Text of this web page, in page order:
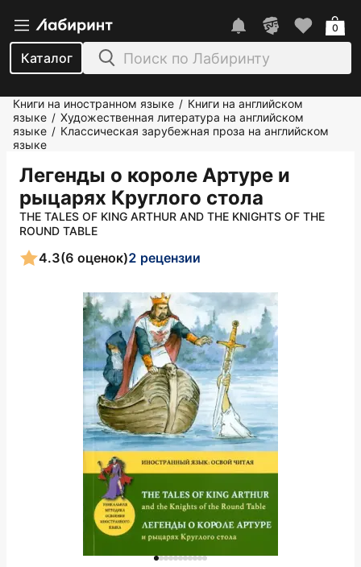
Каталог
0
Книги на иностранном языке / Книги на английском
языке / Художественная литература на английском
языке / Классическая зарубежная проза на английском
языке
Легенды о короле Артуре и
рыцарях Круглого стола
THE TALES OF KING ARTHUR AND THE KNIGHTS OF THE
ROUND TABLE
4.3(6 оценок)2 рецензии